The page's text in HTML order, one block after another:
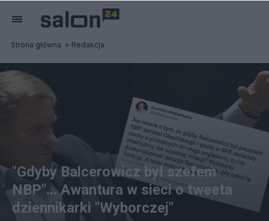
Strona główna Redakcja
"Gdyby Balcerowicz był szefem
NBP"... Awantura w sieci o tweeta
dziennikarki "Wyborczej"